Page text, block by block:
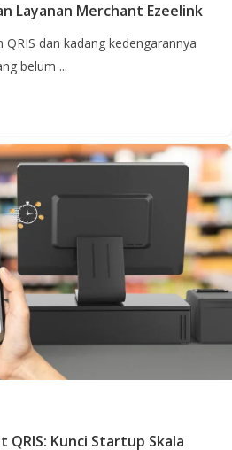
Layanan Merchant Ezeelink
dan kadang kedengarannya
belum ...
QRIS: Kunci Startup Skala